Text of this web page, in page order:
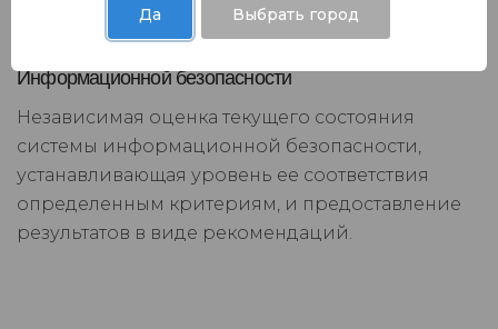
Информационной безопасности
Независимая оценка текущего состояния
системы информационной безопасности,
устанавливающая уровень ее соответствия
определенным критериям, и предоставление
результатов в виде рекомендаций.
Да Выбрать город